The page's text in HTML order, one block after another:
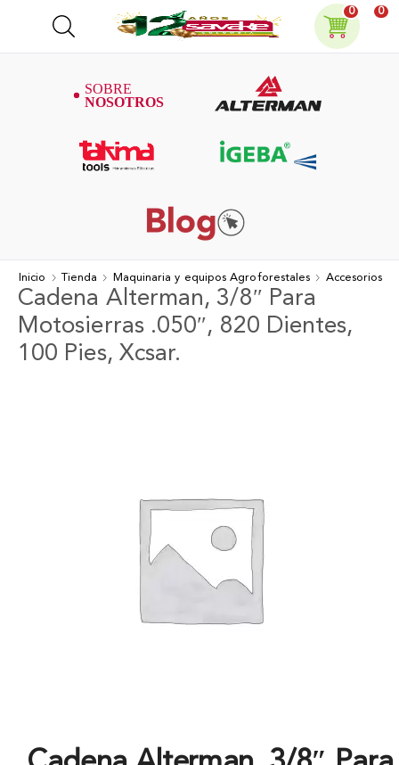
0 0
Inicio Tienda Maquinaria y equipos Agroforestales Accesorios
Cadena Alterman, 3/8″ Para
Motosierras .050″, 820 Dientes,
100 Pies, Xcsar.